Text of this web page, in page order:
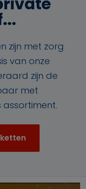
zijn met zorg
van onze
zijn de
met
assortiment.